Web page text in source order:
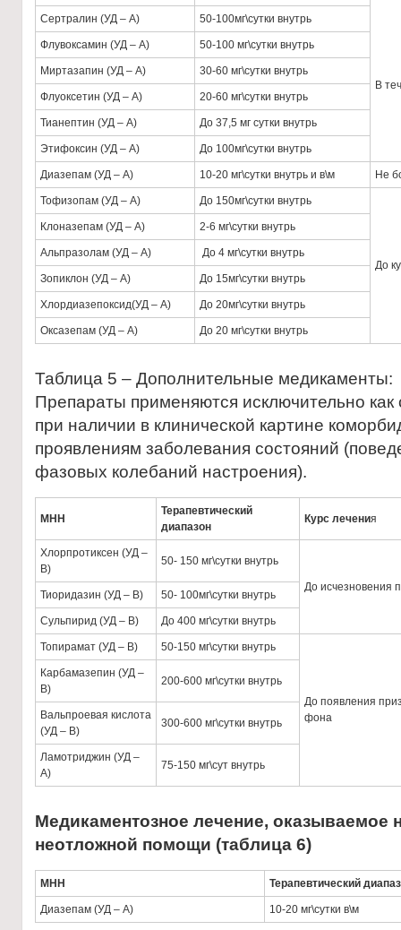
В
Сертралин (УД – А) 50-100мг\сутки внутрь
Флувоксамин (УД – А) 50-100 мг\сутки внутрь
Миртазапин (УД – А) 30-60 мг\сутки внутрь
Флуоксетин (УД – А) 20-60 мг\сутки внутрь
Тианептин (УД – А) До 37,5 мг сутки внутрь
Этифоксин (УД – А) До 100мг\сутки внутрь
Диазепам (УД – А) 10-20 мг\сутки внутрь и в\м Не
Тофизопам (УД – А) До 150мг\сутки внутрь
До
Клоназепам (УД – А) 2-6 мг\сутки внутрь
Альпразолам (УД – А) До 4 мг\сутки внутрь
Зопиклон (УД – А) До 15мг\сутки внутрь
Хлордиазепоксид(УД – А) До 20мг\сутки внутрь
Оксазепам (УД – А) До 20 мг\сутки внутрь
Таблица 5 – Дополнительные медикаменты:
Препараты применяются исключительно
при наличии в клинической картине
проявлениям заболевания состояний
фазовых колебаний настроения).
МНН
Терапевтический
диапазон
Курс лечения
Хлорпротиксен (УД –
В)
50- 150 мг\сутки внутрь
До исчезновения
Тиоридазин (УД – В) 50- 100мг\сутки внутрь
Сульпирид (УД – В) До 400 мг\сутки внутрь
Топирамат (УД – В) 50-150 мг\сутки внутрь
До появления
фона
Карбамазепин (УД –
В)
200-600 мг\сутки внутрь
Вальпроевая кислота
(УД – В)
300-600 мг\сутки внутрь
Ламотриджин (УД –
А)
75-150 мг\сут внутрь
Медикаментозное лечение, оказываемое
неотложной помощи (таблица 6)
МНН Терапевтический
Диазепам (УД – А) 10-20 мг\сутки в\м